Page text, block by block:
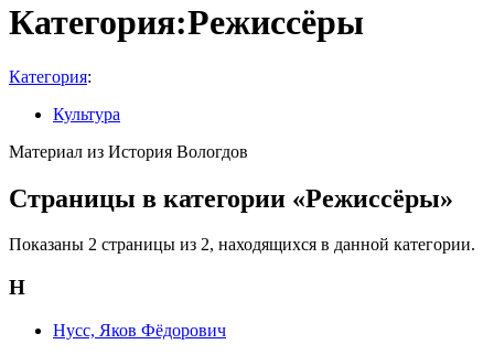
Категория:Режиссёры
Категория:
Культура
Материал из История Вологдов
Страницы в категории «Режиссёры»
Показаны 2 страницы из 2, находящихся в данной категории.
Н
Нусс, Яков Фёдорович